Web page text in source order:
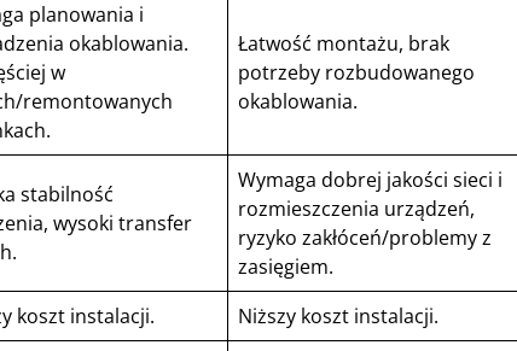
planowania i
okablowania.
w
remontowanych
Łatwość montażu, brak
potrzeby rozbudowanego
okablowania.
stabilność
wysoki transfer
Wymaga dobrej jakości sieci i
rozmieszczenia urządzeń,
ryzyko zakłóceń/problemy z
zasięgiem.
koszt instalacji. Niższy koszt instalacji.